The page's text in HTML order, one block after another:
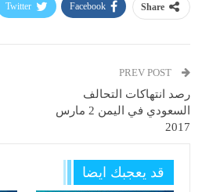
Share
Facebook
Twitter
رصد انتهاكات التحالف
السعودي في اليمن 2 مارس
2017
قد يعجبك ايضا